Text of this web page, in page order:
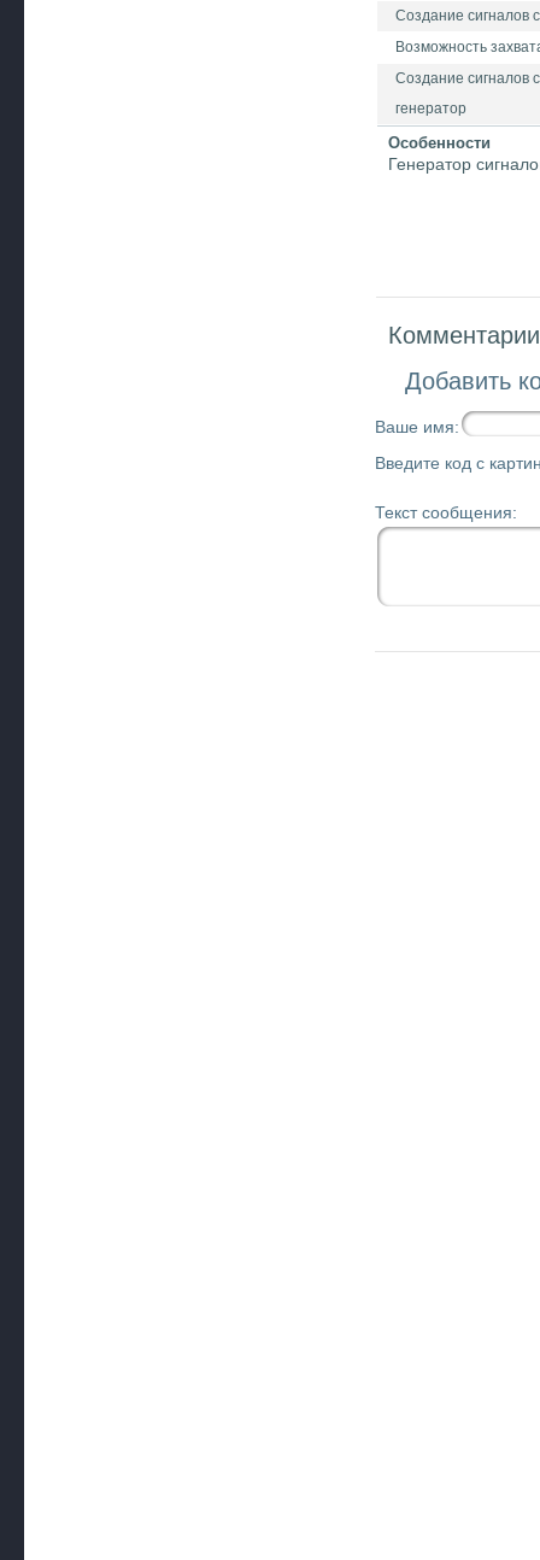
Создание сигналов
Возможность
Создание сигналов
генератор
Особенности
Генератор
Добавить
Ваше имя:
Введите код с
Текст сообщения: